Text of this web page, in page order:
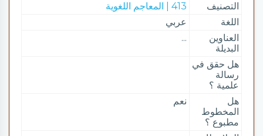
التصنيف
413 | المعاجم اللغوية
اللغة
عربي
العناوين
البديلة
...
هل حقق في
رسالة
علمية ؟
هل
المخطوط
مطبوع ؟
نعم